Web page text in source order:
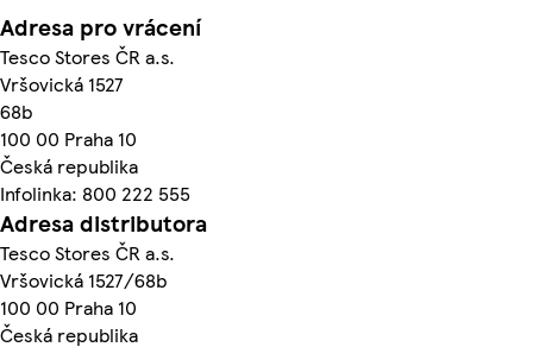
Adresa pro vrácení
Tesco Stores ČR a.s.
Vršovická 1527
68b
100 00 Praha 10
Česká republika
Infolinka: 800 222 555
Adresa distributora
Tesco Stores ČR a.s.
Vršovická 1527/68b
100 00 Praha 10
Česká republika